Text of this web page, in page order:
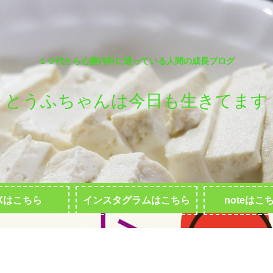
１０代から心療内科に通っている人間の成長ブログ
とうふちゃんは今日も生きてます
はこちら インスタグラムはこちら noteはこ